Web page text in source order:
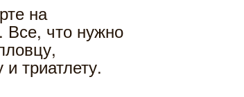
на
Все, что нужно
триатлету.